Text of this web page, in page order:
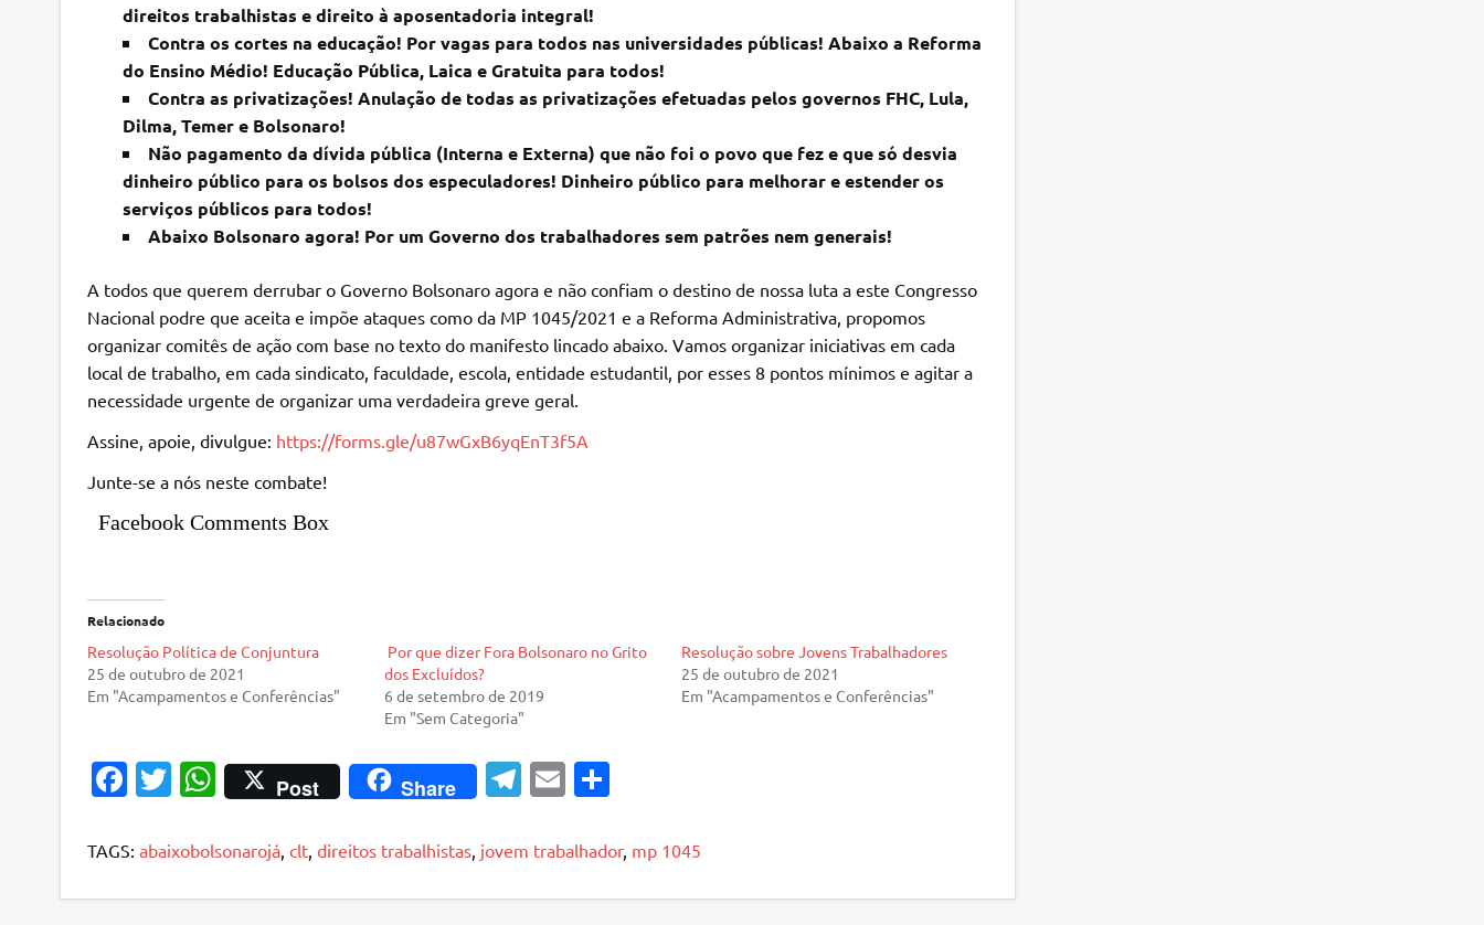
direitos trabalhistas e direito à aposentadoria integral!
Contra os cortes na educação! Por vagas para todos nas universidades públicas! Abaixo a Reforma
do Ensino Médio! Educação Pública, Laica e Gratuita para todos!
Contra as privatizações! Anulação de todas as privatizações efetuadas pelos governos FHC, Lula,
Dilma, Temer e Bolsonaro!
Não pagamento da dívida pública (Interna e Externa) que não foi o povo que fez e que só desvia
dinheiro público para os bolsos dos especuladores! Dinheiro público para melhorar e estender os
serviços públicos para todos!
Abaixo Bolsonaro agora! Por um Governo dos trabalhadores sem patrões nem generais!
A todos que querem derrubar o Governo Bolsonaro agora e não confiam o destino de nossa luta a este Congresso
Nacional podre que aceita e impõe ataques como da MP 1045/2021 e a Reforma Administrativa, propomos
organizar comitês de ação com base no texto do manifesto lincado abaixo. Vamos organizar iniciativas em cada
local de trabalho, em cada sindicato, faculdade, escola, entidade estudantil, por esses 8 pontos mínimos e agitar a
necessidade urgente de organizar uma verdadeira greve geral.
Assine, apoie, divulgue: https://forms.gle/u87wGxB6yqEnT3f5A
Junte-se a nós neste combate!
Facebook Comments Box
Relacionado
Resolução Política de Conjuntura
25 de outubro de 2021
Em "Acampamentos e Conferências"
Por que dizer Fora Bolsonaro no Grito
dos Excluídos?
6 de setembro de 2019
Em "Sem Categoria"
Resolução sobre Jovens Trabalhadores
25 de outubro de 2021
Em "Acampamentos e Conferências"
Fa
e
T
it
W
at
Post Share
T
e
E
ai
S
ar
TAGS: abaixobolsonarojá, clt, direitos trabalhistas, jovem trabalhador, mp 1045